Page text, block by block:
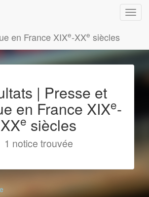
en France XIXe-XXe siècles
| Presse et
en France XIXe-
XXe siècles
1 notice trouvée